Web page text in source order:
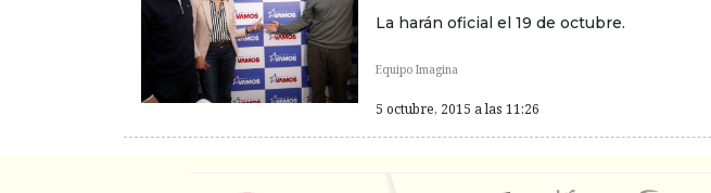
La harán oficial el 19 de octubre.
Equipo Imagina
5 octubre, 2015 a las 11:26